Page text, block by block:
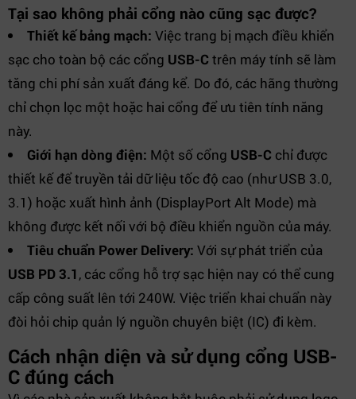
Tại sao không phải cổng nào cũng sạc được?
Thiết kế bảng mạch: Việc trang bị mạch điều khiển
sạc cho toàn bộ các cổng USB-C trên máy tính sẽ làm
tăng chi phí sản xuất đáng kể. Do đó, các hãng thường
chỉ chọn lọc một hoặc hai cổng để ưu tiên tính năng
này.
Giới hạn dòng điện: Một số cổng USB-C chỉ được
thiết kế để truyền tải dữ liệu tốc độ cao (như USB 3.0,
3.1) hoặc xuất hình ảnh (DisplayPort Alt Mode) mà
không được kết nối với bộ điều khiển nguồn của máy.
Tiêu chuẩn Power Delivery: Với sự phát triển của
USB PD 3.1 , các cổng hỗ trợ sạc hiện nay có thể cung
cấp công suất lên tới 240W. Việc triển khai chuẩn này
đòi hỏi chip quản lý nguồn chuyên biệt (IC) đi kèm.
Cách nhận diện và sử dụng cổng USB-
C đúng cách